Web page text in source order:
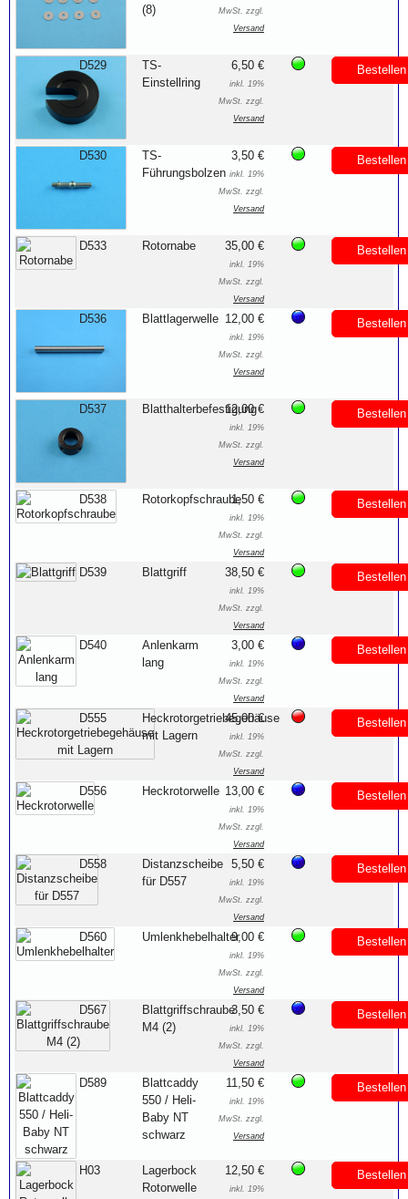
(8)
MwSt. zzgl.
Versand
D529
TS-
Einstellring
6,50 €
inkl. 19%
MwSt. zzgl.
Versand
Bestellen
D530
TS-
Führungsbolzen
3,50 €
inkl. 19%
MwSt. zzgl.
Versand
Bestellen
D533 Rotornabe 35,00 €
inkl. 19%
MwSt. zzgl.
Versand
Bestellen
D536 Blattlagerwelle 12,00 €
inkl. 19%
MwSt. zzgl.
Versand
Bestellen
D537 Blatthalterbefestigung
12,00 €
inkl. 19%
MwSt. zzgl.
Versand
Bestellen
D538 Rotorkopfschraube1,50 €
inkl. 19%
MwSt. zzgl.
Versand
Bestellen
D539 Blattgriff 38,50 €
inkl. 19%
MwSt. zzgl.
Versand
Bestellen
D540
Anlenkarm
lang
3,00 €
inkl. 19%
MwSt. zzgl.
Versand
Bestellen
D555
Heckrotorgetriebegehäuse
mit Lagern
45,00 €
inkl. 19%
MwSt. zzgl.
Versand
Bestellen
D556 Heckrotorwelle 13,00 €
inkl. 19%
MwSt. zzgl.
Versand
Bestellen
D558
Distanzscheibe
für D557
5,50 €
inkl. 19%
MwSt. zzgl.
Versand
Bestellen
D560 Umlenkhebelhalter9,00 €
inkl. 19%
MwSt. zzgl.
Versand
Bestellen
D567
Blattgriffschraube
M4 (2)
3,50 €
inkl. 19%
MwSt. zzgl.
Versand
Bestellen
D589
Blattcaddy
550 / Heli-
Baby NT
schwarz
11,50 €
inkl. 19%
MwSt. zzgl.
Versand
Bestellen
H03
Lagerbock
Rotorwelle
12,50 €
inkl. 19%
Bestellen